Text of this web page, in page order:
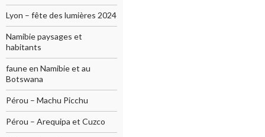
Lyon – fête des lumières 2024
Namibie paysages et
habitants
faune en Namibie et au
Botswana
Pérou – Machu Picchu
Pérou – Arequipa et Cuzco